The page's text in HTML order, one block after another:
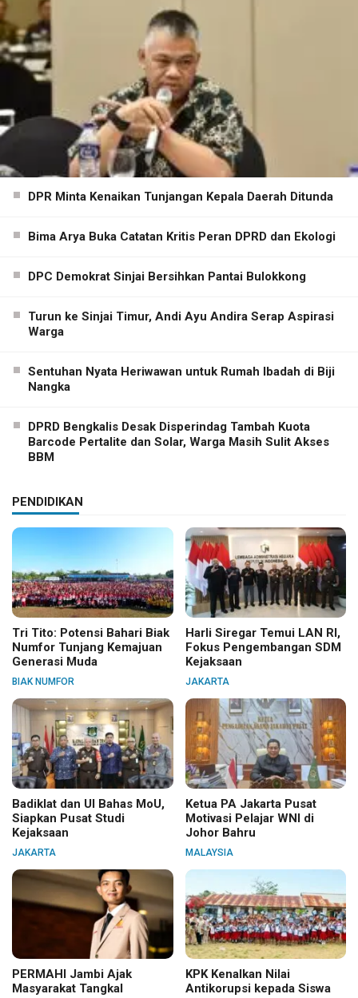
DPR Minta Kenaikan Tunjangan Kepala Daerah Ditunda
Bima Arya Buka Catatan Kritis Peran DPRD dan Ekologi
DPC Demokrat Sinjai Bersihkan Pantai Bulokkong
Turun ke Sinjai Timur, Andi Ayu Andira Serap Aspirasi
Warga
Sentuhan Nyata Heriwawan untuk Rumah Ibadah di Biji
Nangka
DPRD Bengkalis Desak Disperindag Tambah Kuota
Barcode Pertalite dan Solar, Warga Masih Sulit Akses
BBM
PENDIDIKAN
Tri Tito: Potensi Bahari Biak
Numfor Tunjang Kemajuan
Generasi Muda
BIAK NUMFOR
Harli Siregar Temui LAN RI,
Fokus Pengembangan SDM
Kejaksaan
JAKARTA
Badiklat dan UI Bahas MoU,
Siapkan Pusat Studi
Kejaksaan
JAKARTA
Ketua PA Jakarta Pusat
Motivasi Pelajar WNI di
Johor Bahru
MALAYSIA
PERMAHI Jambi Ajak
Masyarakat Tangkal
KPK Kenalkan Nilai
Antikorupsi kepada Siswa